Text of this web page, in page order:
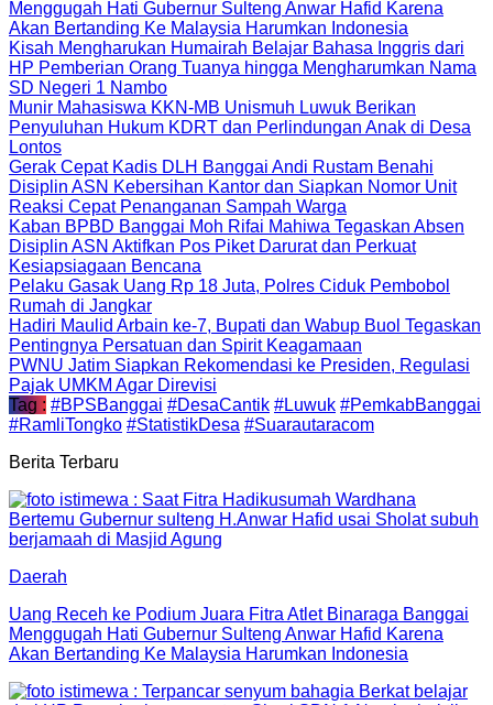
Menggugah Hati Gubernur Sulteng Anwar Hafid Karena
Akan Bertanding Ke Malaysia Harumkan Indonesia
Kisah Mengharukan Humairah Belajar Bahasa Inggris dari
HP Pemberian Orang Tuanya hingga Mengharumkan Nama
SD Negeri 1 Nambo
Munir Mahasiswa KKN-MB Unismuh Luwuk Berikan
Penyuluhan Hukum KDRT dan Perlindungan Anak di Desa
Lontos
Gerak Cepat Kadis DLH Banggai Andi Rustam Benahi
Disiplin ASN Kebersihan Kantor dan Siapkan Nomor Unit
Reaksi Cepat Penanganan Sampah Warga
Kaban BPBD Banggai Moh Rifai Mahiwa Tegaskan Absen
Disiplin ASN Aktifkan Pos Piket Darurat dan Perkuat
Kesiapsiagaan Bencana
Pelaku Gasak Uang Rp 18 Juta, Polres Ciduk Pembobol
Rumah di Jangkar
Hadiri Maulid Arbain ke-7, Bupati dan Wabup Buol Tegaskan
Pentingnya Persatuan dan Spirit Keagamaan
PWNU Jatim Siapkan Rekomendasi ke Presiden, Regulasi
Pajak UMKM Agar Direvisi
Tag : #BPSBanggai #DesaCantik #Luwuk #PemkabBanggai
#RamliTongko #StatistikDesa #Suarautaracom
Berita Terbaru
Daerah
Uang Receh ke Podium Juara Fitra Atlet Binaraga Banggai
Menggugah Hati Gubernur Sulteng Anwar Hafid Karena
Akan Bertanding Ke Malaysia Harumkan Indonesia